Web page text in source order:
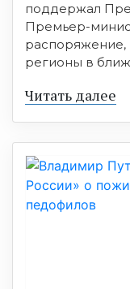
поддержал
Премьер-
распоряжение,
регионы в
Читать далее